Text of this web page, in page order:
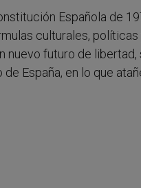
Española de
culturales,
futuro de
España, en lo que